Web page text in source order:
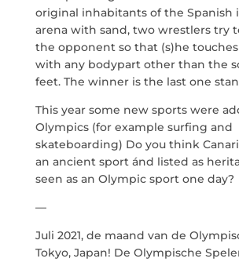
LA
EN
por
por
original inhabitants of the Spanish
arena with sand, two wrestlers try
the opponent so that (s)he
with any bodypart other than the
feet. The winner is the last one
This year some new sports were
Olympics (for example surfing and
skateboarding) Do you think
an ancient sport ánd listed as
seen as an Olympic sport one day?
—
Juli 2021, de maand van de
Tokyo, Japan! De Olympische